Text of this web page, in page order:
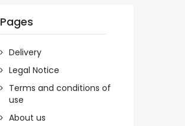
Pages
Delivery
Legal Notice
Terms and conditions of
use
About us